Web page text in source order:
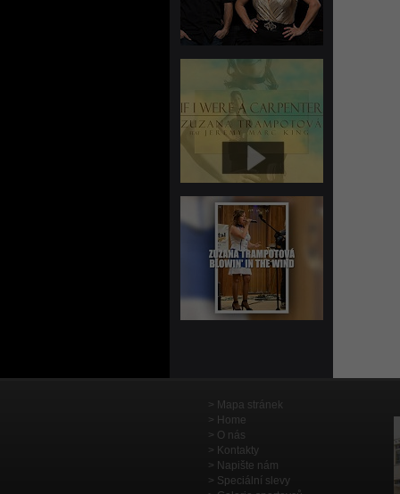
Mapa stránek
Home
O nás
Kontakty
Napište nám
Speciální slevy